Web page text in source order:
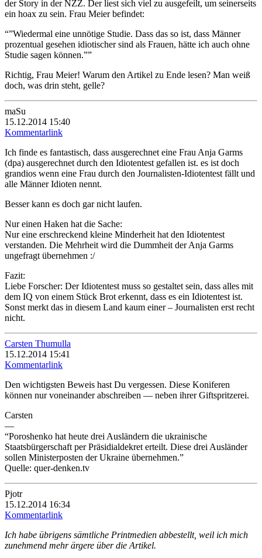
der Story in der NZZ. Der liest sich viel zu ausgefeilt, um seinerseits
ein hoax zu sein. Frau Meier befindet:
“”Wiedermal eine unnötige Studie. Dass das so ist, dass Männer
prozentual gesehen idiotischer sind als Frauen, hätte ich auch ohne
Studie sagen können.””
Richtig, Frau Meier! Warum den Artikel zu Ende lesen? Man weiß
doch, was drin steht, gelle?
maSu
15.12.2014 15:40
Kommentarlink
Ich finde es fantastisch, dass ausgerechnet eine Frau Anja Garms
(dpa) ausgerechnet durch den Idiotentest gefallen ist. es ist doch
grandios wenn eine Frau durch den Journalisten-Idiotentest fällt und
alle Männer Idioten nennt.
Besser kann es doch gar nicht laufen.
Nur einen Haken hat die Sache:
Nur eine erschreckend kleine Minderheit hat den Idiotentest
verstanden. Die Mehrheit wird die Dummheit der Anja Garms
ungefragt übernehmen :/
Fazit:
Liebe Forscher: Der Idiotentest muss so gestaltet sein, dass alles mit
dem IQ von einem Stück Brot erkennt, dass es ein Idiotentest ist.
Sonst merkt das in diesem Land kaum einer – Journalisten erst recht
nicht.
Carsten Thumulla
15.12.2014 15:41
Kommentarlink
Den wichtigsten Beweis hast Du vergessen. Diese Koniferen
können nur voneinander abschreiben — neben ihrer Giftspritzerei.
Carsten
—
“Poroshenko hat heute drei Ausländern die ukrainische
Staatsbürgerschaft per Präsidialdekret erteilt. Diese drei Ausländer
sollen Ministerposten der Ukraine übernehmen.”
Quelle: quer-denken.tv
Pjotr
15.12.2014 16:34
Kommentarlink
Ich habe übrigens sämtliche Printmedien abbestellt, weil ich mich
zunehmend mehr ärgere über die Artikel.